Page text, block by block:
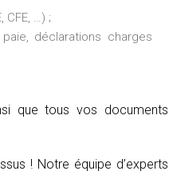
…) ;
déclarations charges
que tous vos documents
! Notre équipe d’experts